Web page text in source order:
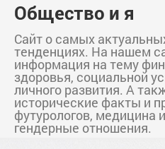
Общество и я
Сайт о самых
тенденциях. На нашем
информация на тему
здоровья, социальной
личного развития. А
исторические факты и
футурологов, медицина
гендерные отношения.